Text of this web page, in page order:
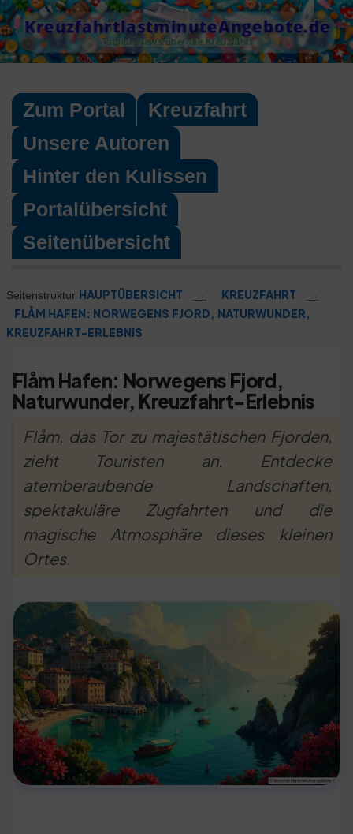
Skip
to
content
KreuzfahrtlastminuteAngebote.de
Täglich News über die Kreuzfahrt
Zum Portal
Kreuzfahrt
Unsere Autoren
Hinter den Kulissen
Portalübersicht
Seitenübersicht
Seitenstruktur HAUPTÜBERSICHT → KREUZFAHRT
→
FLÅM HAFEN: NORWEGENS FJORD, NATURWUNDER,
KREUZFAHRT-ERLEBNIS
Flåm Hafen: Norwegens Fjord,
Naturwunder, Kreuzfahrt-Erlebnis
Flåm, das Tor zu majestätischen Fjorden,
zieht Touristen an. Entdecke
atemberaubende Landschaften,
spektakuläre Zugfahrten und die
magische Atmosphäre dieses kleinen
Ortes.